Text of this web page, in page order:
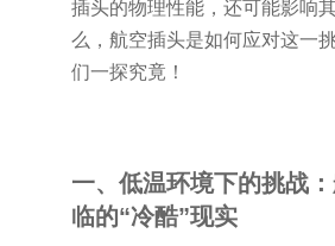
插头的物理性能，还可能影响
么，航空插头是如何应对这一
们一探究竟！
一、低温环境下的挑战
临的“冷酷”现实